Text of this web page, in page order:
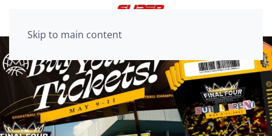
Skip to main content